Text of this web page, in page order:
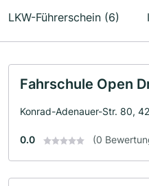
LKW-Führerschein (6)
Fahrschule Open
Konrad-Adenauer-Str. 80,
0.0 (0